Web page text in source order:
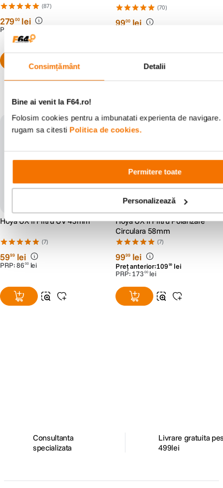
Consimțământ Detalii
Bine ai venit la F64.ro!
Folosim cookies pentru a imbunatati experienta de
rugam sa citesti Politica de cookies.
Permitere toate
Personalizează
SDXC UHS-I Class 10 U3 V30
+ 2 Ani RescuePRO Deluxe
(87)
27900 lei
PRP:
(70)
9900 lei
Populare în aceeași categorie
Hoya UX II Filtru UV 43mm
(7)
5999 lei
PRP:86 00 lei
Hoya UX II Filtru Polarizare
Circulara 58mm
(7)
9999 lei
Preț anterior:109 99 lei
PRP: 173 00 lei
Consultanta
specializata
Livrare gratuita
499lei